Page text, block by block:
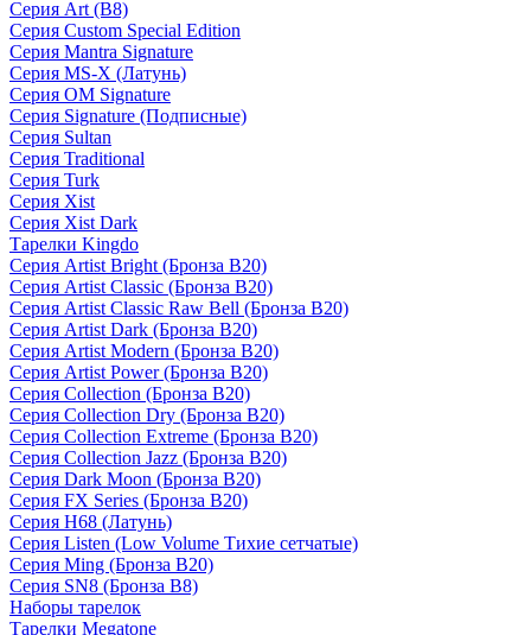
Серия Art (B8)
Серия Custom Special Edition
Серия Mantra Signature
Серия MS-X (Латунь)
Серия OM Signature
Серия Signature (Подписные)
Серия Sultan
Серия Traditional
Серия Turk
Серия Xist
Серия Xist Dark
Тарелки Kingdo
Серия Artist Bright (Бронза B20)
Серия Artist Classic (Бронза B20)
Серия Artist Classic Raw Bell (Бронза B20)
Серия Artist Dark (Бронза B20)
Серия Artist Modern (Бронза B20)
Серия Artist Power (Бронза B20)
Серия Collection (Бронза B20)
Серия Collection Dry (Бронза B20)
Серия Collection Extreme (Бронза B20)
Серия Collection Jazz (Бронза B20)
Серия Dark Moon (Бронза B20)
Серия FX Series (Бронза B20)
Серия H68 (Латунь)
Серия Listen (Low Volume Тихие сетчатые)
Серия Ming (Бронза B20)
Серия SN8 (Бронза B8)
Наборы тарелок
Тарелки Megatone